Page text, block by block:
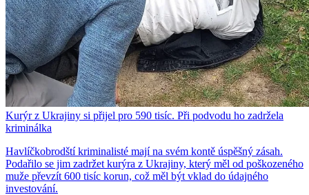
Kurýr z Ukrajiny si přijel pro 590 tisíc. Při podvodu ho zadržela
kriminálka
Havlíčkobrodští kriminalisté mají na svém kontě úspěšný zásah.
Podařilo se jim zadržet kurýra z Ukrajiny, který měl od poškozeného
muže převzít 600 tisíc korun, což měl být vklad do údajného
investování.